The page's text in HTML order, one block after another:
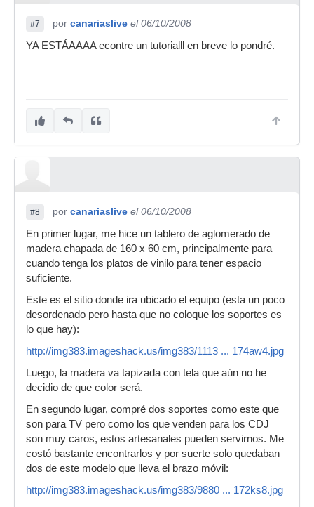
#7 por canariaslive el 06/10/2008
YA ESTÁAAAA econtre un tutorialll en breve lo pondré.
#8 por canariaslive el 06/10/2008
En primer lugar, me hice un tablero de aglomerado de
madera chapada de 160 x 60 cm, principalmente para
cuando tenga los platos de vinilo para tener espacio
suficiente.
Este es el sitio donde ira ubicado el equipo (esta un poco
desordenado pero hasta que no coloque los soportes es
lo que hay):
http://img383.imageshack.us/img383/1113 ... 174aw4.jpg
Luego, la madera va tapizada con tela que aún no he
decidio de que color será.
En segundo lugar, compré dos soportes como este que
son para TV pero como los que venden para los CDJ
son muy caros, estos artesanales pueden servirnos. Me
costó bastante encontrarlos y por suerte solo quedaban
dos de este modelo que lleva el brazo móvil:
http://img383.imageshack.us/img383/9880 ... 172ks8.jpg